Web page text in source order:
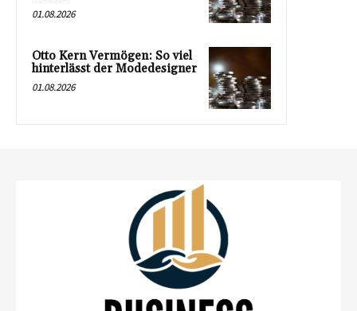
01.08.2026
Otto Kern Vermögen: So viel
hinterlässt der Modedesigner
01.08.2026